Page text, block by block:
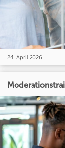
24. April 2026